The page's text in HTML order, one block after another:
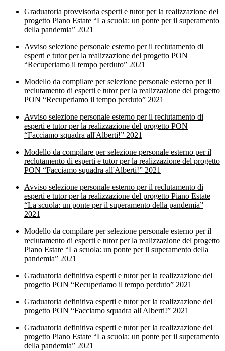
Graduatoria provvisoria esperti e tutor per la realizzazione del
progetto Piano Estate “La scuola: un ponte per il superamento
della pandemia” 2021
Avviso selezione personale esterno per il reclutamento di
esperti e tutor per la realizzazione del progetto PON
“Recuperiamo il tempo perduto” 2021
Modello da compilare per selezione personale esterno per il
reclutamento di esperti e tutor per la realizzazione del progetto
PON “Recuperiamo il tempo perduto” 2021
Avviso selezione personale esterno per il reclutamento di
esperti e tutor per la realizzazione del progetto PON
“Facciamo squadra all'Alberti!” 2021
Modello da compilare per selezione personale esterno per il
reclutamento di esperti e tutor per la realizzazione del progetto
PON “Facciamo squadra all'Alberti!” 2021
Avviso selezione personale esterno per il reclutamento di
esperti e tutor per la realizzazione del progetto Piano Estate
“La scuola: un ponte per il superamento della pandemia”
2021
Modello da compilare per selezione personale esterno per il
reclutamento di esperti e tutor per la realizzazione del progetto
Piano Estate “La scuola: un ponte per il superamento della
pandemia” 2021
Graduatoria definitiva esperti e tutor per la realizzazione del
progetto PON “Recuperiamo il tempo perduto” 2021
Graduatoria definitiva esperti e tutor per la realizzazione del
progetto PON “Facciamo squadra all'Alberti!” 2021
Graduatoria definitiva esperti e tutor per la realizzazione del
progetto Piano Estate “La scuola: un ponte per il superamento
della pandemia” 2021